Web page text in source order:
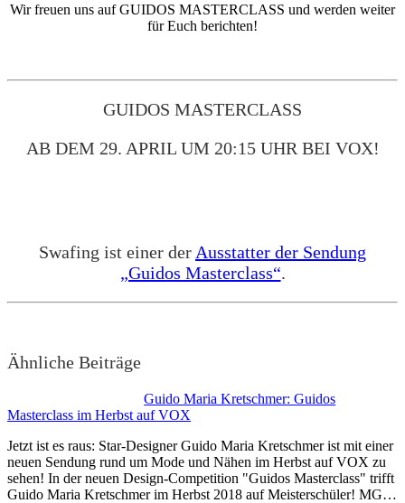
Wir freuen uns auf GUIDOS MASTERCLASS und werden weiter
für Euch berichten!
GUIDOS MASTERCLASS
AB DEM 29. APRIL UM 20:15 UHR BEI VOX!
Swafing ist einer der Ausstatter der Sendung
„Guidos Masterclass“.
Ähnliche Beiträge
Guido Maria Kretschmer: Guidos
Masterclass im Herbst auf VOX
Jetzt ist es raus: Star-Designer Guido Maria Kretschmer ist mit einer
neuen Sendung rund um Mode und Nähen im Herbst auf VOX zu
sehen! In der neuen Design-Competition "Guidos Masterclass" trifft
Guido Maria Kretschmer im Herbst 2018 auf Meisterschüler! MG…